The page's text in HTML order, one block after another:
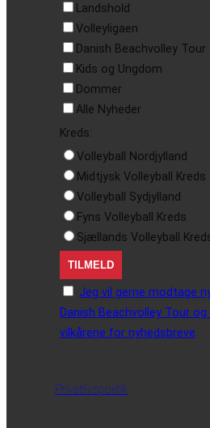
Landshold
Volleyligaen
Danish Beachvolley Tour
Kids og Ungdom
Dommer
Alle Nyheder
Kreds:
Volleyball Nordjylland
Midtjysk Volleyball Kreds
Volleyball Sydjylland
Fyns Volleyball Kreds
Sjællands Volleyball
Jeg vil gerne modtage
Danish Beachvolley Tour
vilkårene for nyhedsbreve
Privatlivspolitik